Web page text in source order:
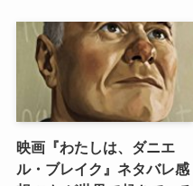
映画『わたしは、ダニエ
ル・ブレイク』ネタバレ感